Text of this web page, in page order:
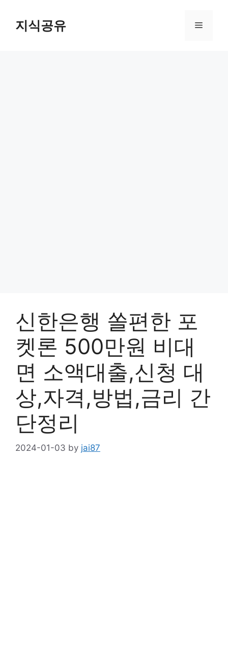
content지식공유 Menu
신한은행 쏠편한 포
켓론 500만원 비대
면 소액대출,신청 대
상,자격,방법,금리 간
단정리
2024-01-03 by jai87